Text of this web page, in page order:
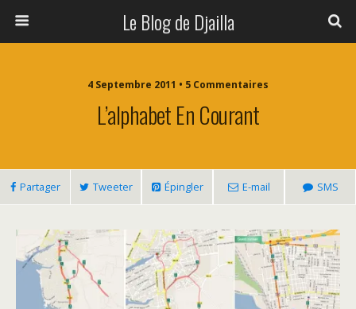
Le Blog de Djailla
4 Septembre 2011 • 5 Commentaires
L’alphabet En Courant
Partager Tweeter Épingler E-mail SMS